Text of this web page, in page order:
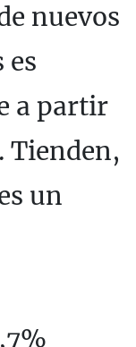
nuevos
es
a partir
Tienden,
un